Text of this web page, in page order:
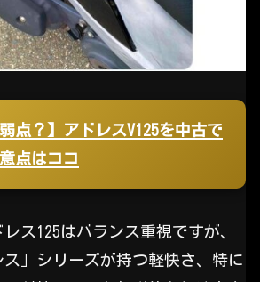
弱点？】アドレスV125を中古で
点はココ
ス125はバランス重視ですが、
ス」シリーズが持つ軽快さ、特に